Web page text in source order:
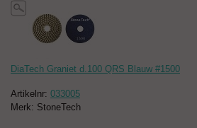
DiaTech Graniet d.100 QRS Blauw #1500
Artikelnr: 033005
Merk: StoneTech